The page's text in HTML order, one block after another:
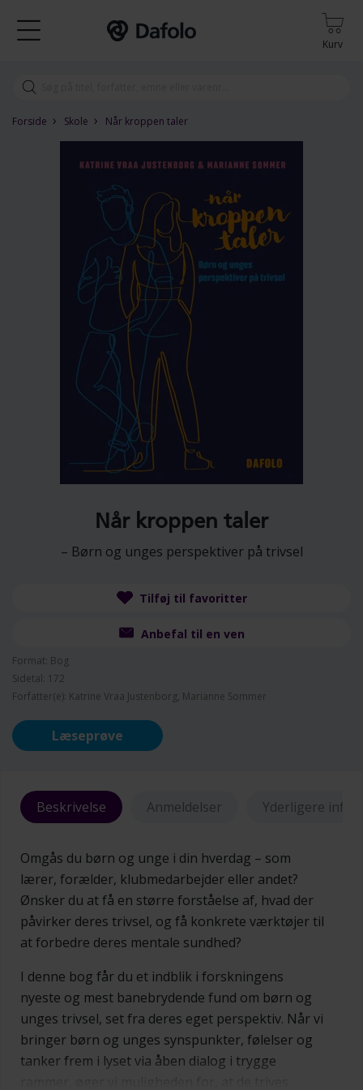
Kurv
Forside › Skole › Når kroppen taler
Når kroppen taler
– Børn og unges perspektiver på trivsel
Tilføj til favoritter
Anbefal til en ven
Format: Bog
Sidetal: 172
Forfatter(e): Katrine Vraa Justenborg, Marianne Sommer
Læseprøve
Beskrivelse Anmeldelser Yderligere info
Omgås du børn og unge i din hverdag – som
lærer, forælder, klubmedarbejder eller andet?
Ønsker du at få en større forståelse af, hvad der
påvirker deres trivsel, og få konkrete værktøjer til
at forbedre deres mentale sundhed?
I denne bog får du et indblik i forskningens
nyeste og mest banebrydende fund om børn og
unges trivsel, set fra deres eget perspektiv. Når vi
bringer børn og unges synspunkter, følelser og
tanker frem i lyset via åben dialog i trygge